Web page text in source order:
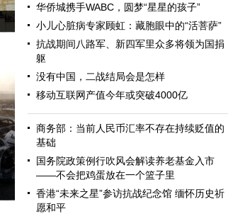
华侨城携手WABC，圆梦“星星的孩子”
小儿心脏病专家顾虹：藏胞眼中的“活菩萨”
抗战期间八路军、新四军里众多将领为国捐
躯
没有中国，二战结局会是怎样
移动互联网产值今年或突破4000亿
商务部：当前人民币汇率不存在持续贬值的
基础
国务院政策例行吹风会解读养老基金入市
——不会把鸡蛋放在一个篮子里
香港“未来之星”参访抗战纪念馆 缅怀历史祈
愿和平